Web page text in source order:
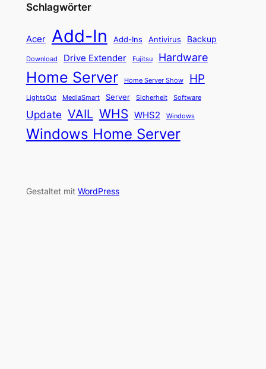
Schlagwörter
Acer Add-In Add-Ins Antivirus Backup
Download Drive Extender Fujitsu Hardware
Home Server Home Server Show HP
LightsOut MediaSmart Server Sicherheit Software
Update VAIL WHS WHS2 Windows
Windows Home Server
Gestaltet mit WordPress